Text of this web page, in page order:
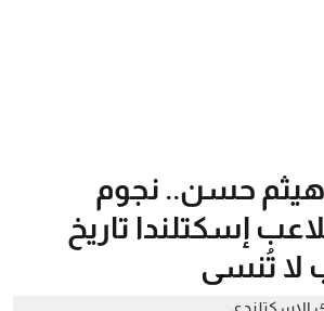
حسن.. نجوم
إسكتلندا تاريخ
لا تُنسى